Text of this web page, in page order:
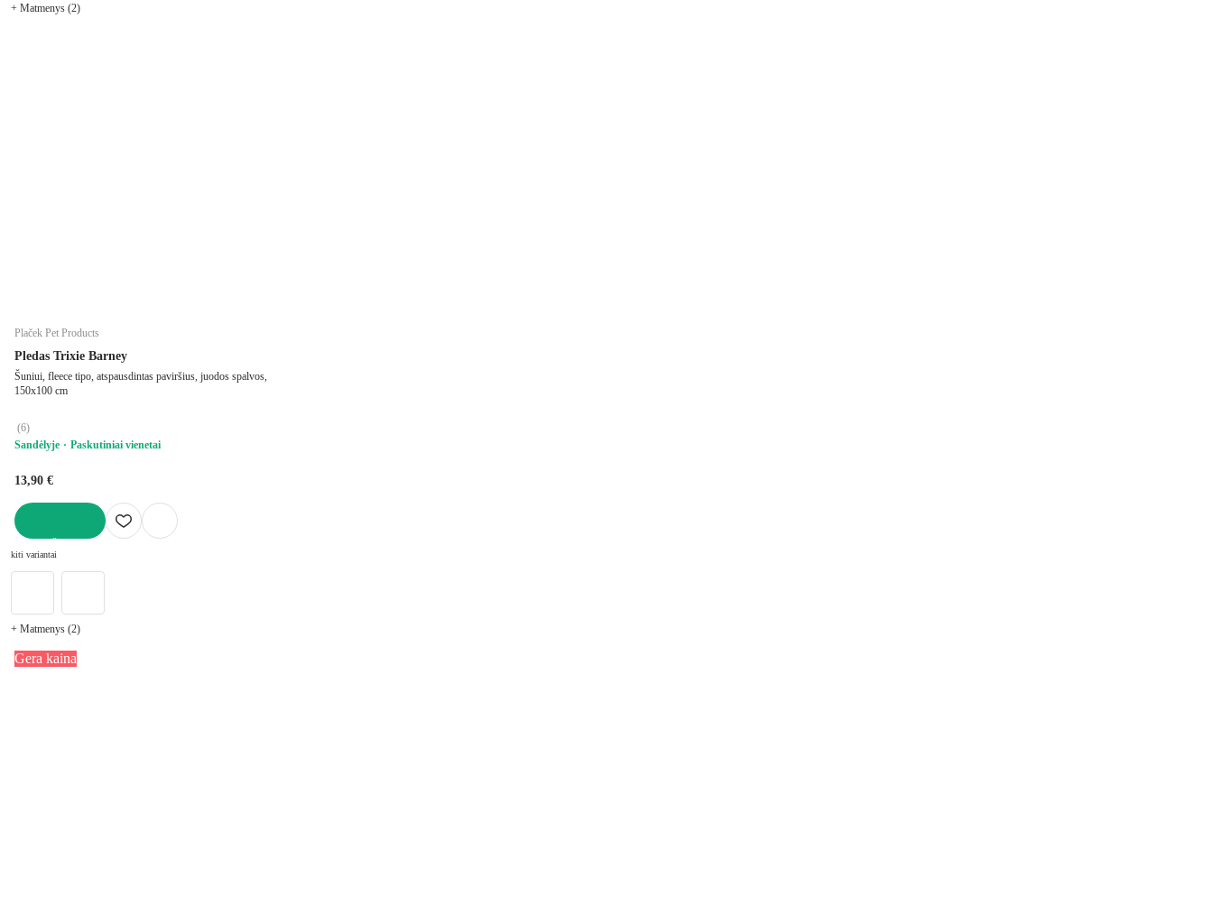
+ Matmenys (2)
Plaček Pet Products
Pledas Trixie Barney
Šuniui, fleece tipo, atspausdintas paviršius, juodos spalvos,
150x100 cm
(6)
Sandėlyje
Paskutiniai vienetai
13,90 €
kiti variantai
+ Matmenys (2)
Gera kaina